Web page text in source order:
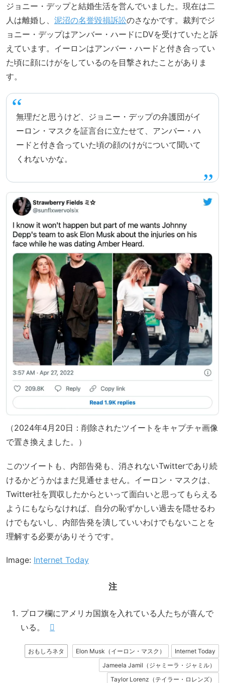
ジョニー・デップと結婚生活を営んでいました。現在は二
人は離婚し、 泥沼の名誉毀損訴訟のさなかです。裁判でジ
ョニー・デップはアンバー・ハードにDVを受けていたと訴
えています。イーロンはアンバー・ハードと付き合ってい
た頃に顔にけがをしているのを目撃されたことがありま
す。
無理だと思うけど、ジョニー・デップの弁護団がイ
ーロン・マスクを証言台に立たせて、アンバー・ハ
ードと付き合っていた頃の顔のけがについて聞いて
くれないかな。
（2024年4月20日：削除されたツイートをキャプチャ画像
で置き換えました。）
このツイートも、内部告発も、消されないTwitterであり続
けるかどうかはまだ見通せません。イーロン・マスクは、
Twitter社を買収したからといって面白いと思ってもらえる
ようにもならなければ、自分の恥ずかしい過去を隠せるわ
けでもないし、内部告発を潰していいわけでもないことを
理解する必要がありそうです。
Image: Internet Today
注
プロフ欄にアメリカ国旗を入れている人たちが喜んで
いる。
おもしろネタ Elon Musk（イーロン・マスク）
Internet Today
Jameela Jamil（ジャミーラ・ジャミル）
Taylor Lorenz（テイラー・ロレンズ）